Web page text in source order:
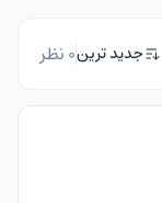
جدید ترین0 نظر